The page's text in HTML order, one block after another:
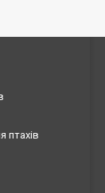
птахів